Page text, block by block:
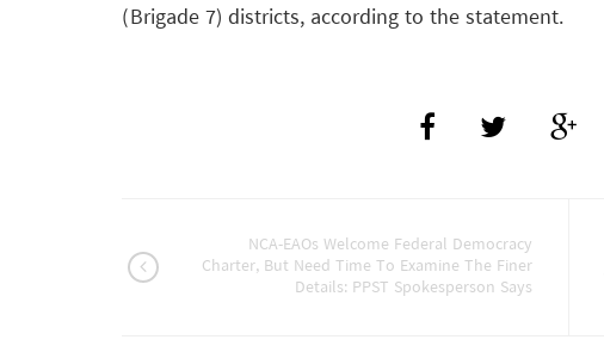
(Brigade 7) districts, according to the statement.
NCA-EAOs Welcome Federal Democracy
Charter, But Need Time To Examine The Finer
Details: PPST Spokesperson Says